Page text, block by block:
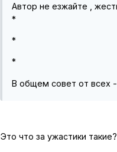
Автор не езжайте ,
*
*
*
В общем совет от всех
Это что за ужастики